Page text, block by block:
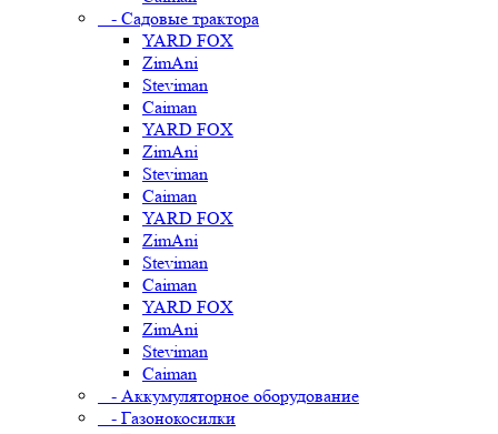
- Садовые трактора
YARD FOX
ZimAni
Steviman
Caiman
YARD FOX
ZimAni
Steviman
Caiman
YARD FOX
ZimAni
Steviman
Caiman
YARD FOX
ZimAni
Steviman
Caiman
- Аккумуляторное оборудование
- Газонокосилки